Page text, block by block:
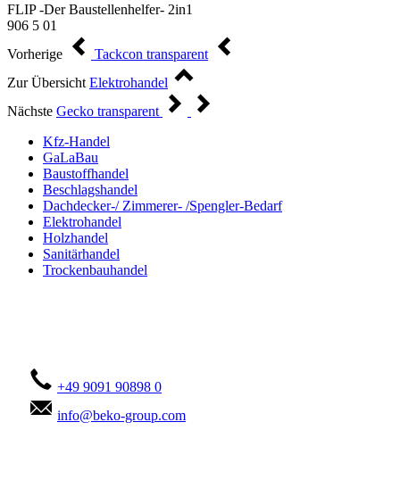
FLIP -Der Baustellenhelfer- 2in1
906 5 01
Vorherige
Tackcon transparent
Zur Übersicht Elektrohandel
Nächste Gecko transparent
Kfz-Handel
GaLaBau
Baustoffhandel
Beschlagshandel
Dachdecker-/ Zimmerer- /Spengler-Bedarf
Elektrohandel
Holzhandel
Sanitärhandel
Trockenbauhandel
+49 9091 90898 0
info@beko-group.com